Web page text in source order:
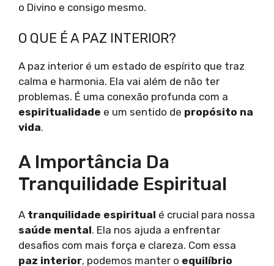
o Divino e consigo mesmo.
O QUE É A PAZ INTERIOR?
A paz interior é um estado de espírito que traz
calma e harmonia. Ela vai além de não ter
problemas. É uma conexão profunda com a
espiritualidade e um sentido de propósito na
vida.
A Importância Da
Tranquilidade Espiritual
A tranquilidade espiritual é crucial para nossa
saúde mental. Ela nos ajuda a enfrentar
desafios com mais força e clareza. Com essa
paz interior, podemos manter o equilíbrio